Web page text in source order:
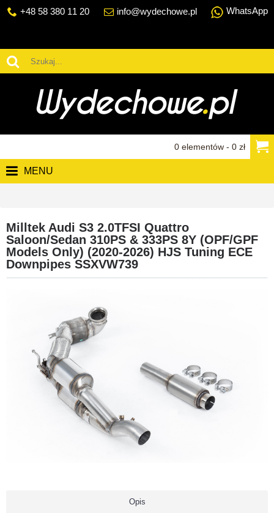
+48 58 380 11 20 info@wydechowe.pl WhatsApp
0 elementów - 0 zł
MENU
Milltek Audi S3 2.0TFSI Quattro
Saloon/Sedan 310PS & 333PS 8Y (OPF/GPF
Models Only) (2020-2026) HJS Tuning ECE
Downpipes SSXVW739
Opis